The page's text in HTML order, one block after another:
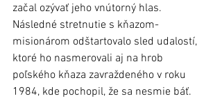
začal ozývať jeho vnútorný hlas.
Následné stretnutie s kňazom-
misionárom odštartovalo sled udalostí,
ktoré ho nasmerovali aj na hrob
poľského kňaza zavraždeného v roku
1984, kde pochopil, že sa nesmie báť.